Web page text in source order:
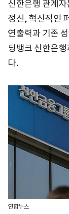
신한은행 관계
정신, 혁신적인
연출력과 기존
딩뱅크 신한은
다.
연합뉴스